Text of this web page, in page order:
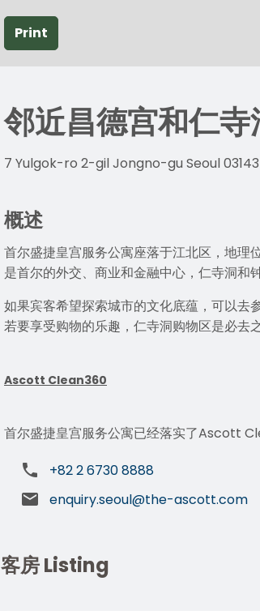
Print
邻近昌德宫和仁
7 Yulgok-ro 2-gil Jongno-gu Seoul
概述
首尔盛捷皇宫服务公寓座落于江北区，地理
是首尔的外交、商业和金融中心，仁寺洞和
如果宾客希望探索城市的文化底蕴，可以去
若要享受购物的乐趣，仁寺洞购物区是必去
Ascott Clean360
首尔盛捷皇宫服务公寓已经落实了Ascott
+82 2 6730 8888
enquiry.seoul@the-ascott.com
客房 Listing